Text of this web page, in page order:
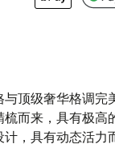
顶级奢华格调
而来，具有极
，具有动态活力